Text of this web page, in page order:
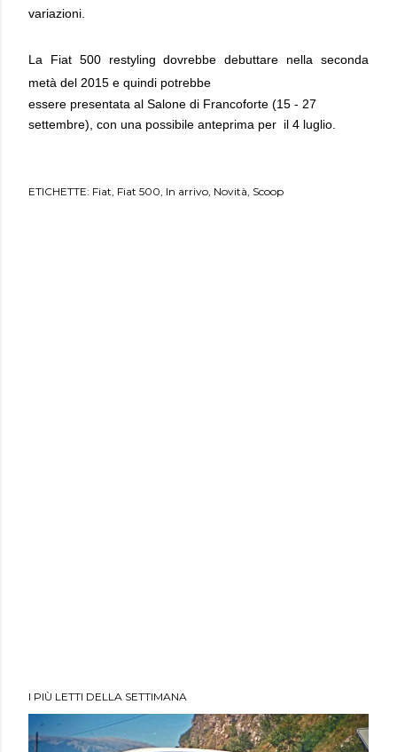
variazioni.
La Fiat 500 restyling dovrebbe debuttare nella seconda
metà del 2015 e quindi potrebbe
essere presentata al Salone di Francoforte (15 - 27
settembre), con una possibile anteprima per il 4 luglio.
ETICHETTE: Fiat Fiat 500 In arrivo Novità Scoop
I PIÙ LETTI DELLA SETTIMANA